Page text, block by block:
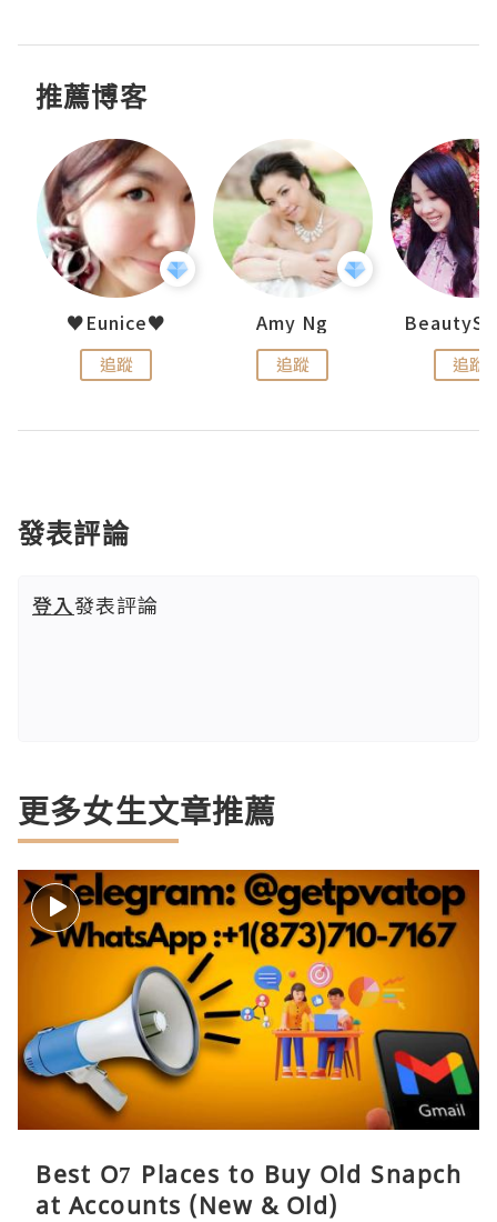
推薦博客
♥Eunice♥
追蹤
Amy Ng
追蹤 追蹤
發表評論
登入發表評論
更多女生文章推薦
Best O7 Places to Buy Old Snapch
at Accounts (New & Old)